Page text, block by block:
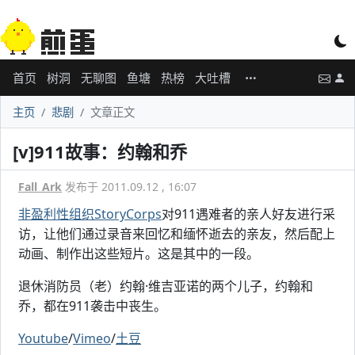
首页 树洞 无聊图 鱼塘 热榜 大吐槽
主页 悲剧 文章正文
[v]911故事：约翰和乔
Fall_Ark 发布于 2011.09.12 , 16:07
非盈利性组织StoryCorps对911遇难者的亲人好友进行采
访，让他们通过录音来回忆和缅怀逝去的亲友，然后配上
动画、制作出这些短片。这是其中的一段。
退休消防员（老）约翰·维吉亚诺的两个儿子，约翰和
乔，都在911袭击中丧生。
Youtube/Vimeo/土豆